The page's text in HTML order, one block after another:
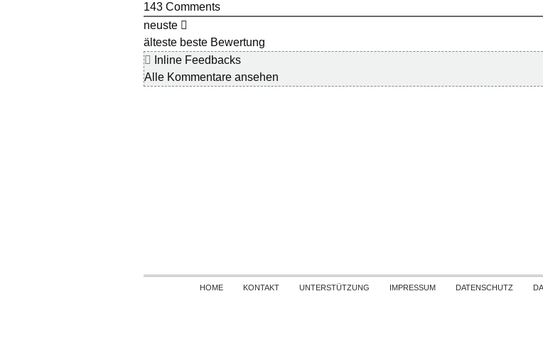
143 Comments
neuste
älteste beste Bewertung
Inline Feedbacks
Alle Kommentare ansehen
Skip to content
HOME KONTAKT UNTERSTÜTZUNG IMPRESSUM DATENSCHUTZ